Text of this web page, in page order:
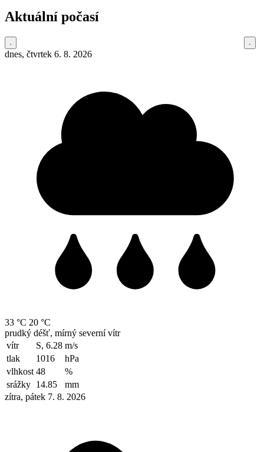
Aktuální počasí
dnes, čtvrtek 6. 8. 2026
33 °C 20 °C
prudký déšť, mírný severní vítr
vítr
S, 6.28 m/s
tlak
1016
hPa
vlhkost 48
%
srážky 14.85
mm
zítra, pátek 7. 8. 2026